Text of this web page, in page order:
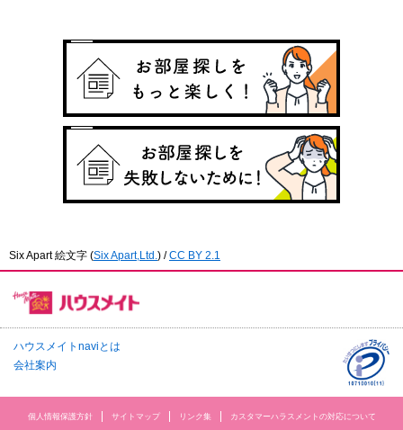
Six Apart 絵文字 (Six Apart,Ltd. ) /CC BY 2.1
ハウスメイトnaviとは
会社案内
個人情報保護方針 サイトマップ リンク集 カスタマーハラスメントの対応について